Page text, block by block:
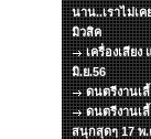
นาน..เราไม่เ
มิวสิค
เครื่องเสีย
มิ.ย.56
ดนตรีงานเ
ดนตรีงานเ
สนุกสุดๆ 17 พ.